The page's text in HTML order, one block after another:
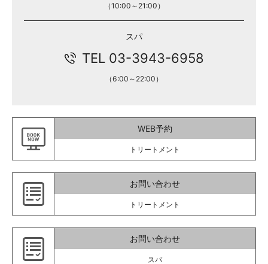
（10:00～21:00）
スパ
TEL 03-3943-6958
（6:00～22:00）
WEB予約
トリートメント
お問い合わせ
トリートメント
お問い合わせ
スパ